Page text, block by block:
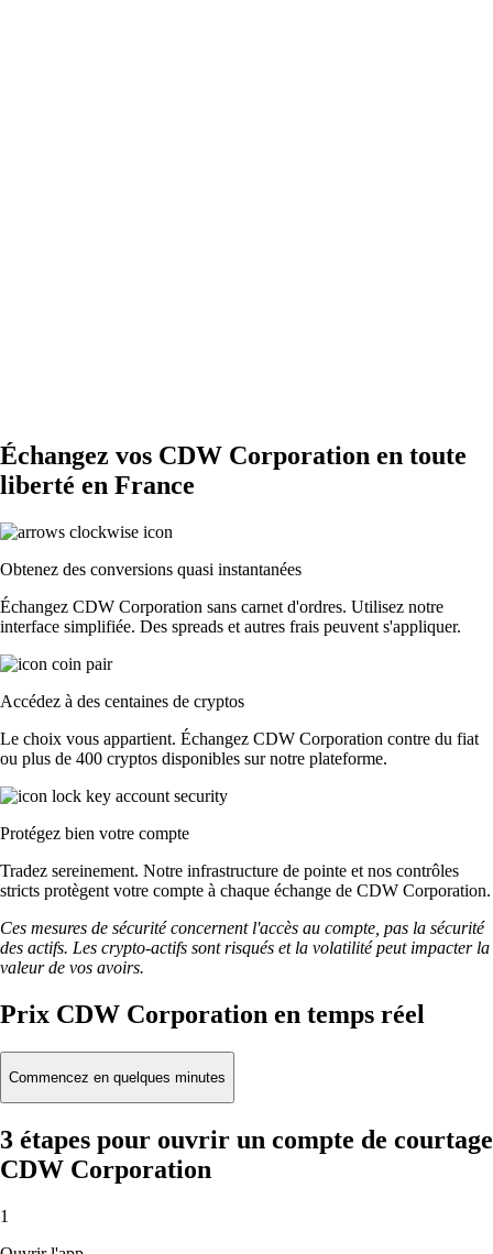
Échangez vos CDW Corporation en toute
liberté en France
Obtenez des conversions quasi instantanées
Échangez CDW Corporation sans carnet d'ordres. Utilisez notre
interface simplifiée. Des spreads et autres frais peuvent s'appliquer.
Accédez à des centaines de cryptos
Le choix vous appartient. Échangez CDW Corporation contre du fiat
ou plus de 400 cryptos disponibles sur notre plateforme.
Protégez bien votre compte
Tradez sereinement. Notre infrastructure de pointe et nos contrôles
stricts protègent votre compte à chaque échange de CDW Corporation.
Ces mesures de sécurité concernent l'accès au compte, pas la sécurité
des actifs. Les crypto-actifs sont risqués et la volatilité peut impacter la
valeur de vos avoirs.
Prix CDW Corporation en temps réel
Commencez en quelques minutes
3 étapes pour ouvrir un compte de courtage
CDW Corporation
1